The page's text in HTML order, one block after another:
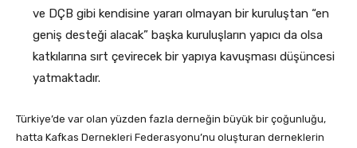
ve DÇB gibi kendisine yararı olmayan bir kuruluştan “en
geniş desteği alacak” başka kuruluşların yapıcı da olsa
katkılarına sırt çevirecek bir yapıya kavuşması düşüncesi
yatmaktadır.
Türkiye’de var olan yüzden fazla derneğin büyük bir çoğunluğu,
hatta Kafkas Dernekleri Federasyonu’nu oluşturan derneklerin